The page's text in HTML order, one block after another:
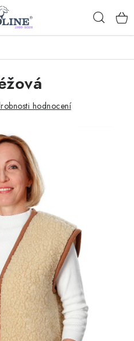
Kontakty
hodnocení